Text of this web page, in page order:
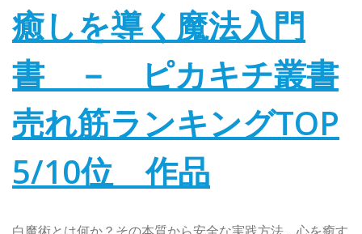
癒しを導く魔法入門
書 － ピカキチ叢書
売れ筋ランキングTOP
5/10位 作品
白魔術とは何か？その本質から安全な実践方法、心を癒す